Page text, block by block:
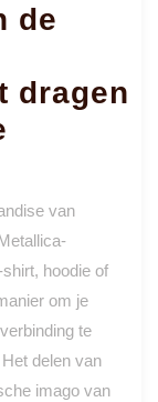
de
dragen
van
hoodie of
om je
te
delen van
imago van